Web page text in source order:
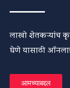
लाखो शेतकऱ्यांच
घेणे यासाठी
आमच्याबद्दल